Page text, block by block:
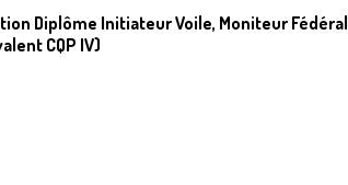
Diplôme Initiateur Voile, Moniteur Fédéral
CQP IV)